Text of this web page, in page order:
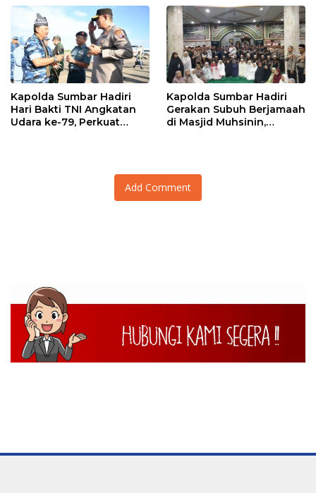
Pasbar Di Provinsi
Sumatera Utara
Kapolda Sumbar Hadiri
Hari Bakti TNI Angkatan
Udara ke-79, Perkuat
Kapolda Sumbar Hadiri
Gerakan Subuh Berjamaah
di Masjid Muhsinin,
Add Comment